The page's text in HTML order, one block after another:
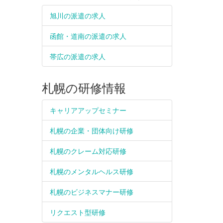
旭川の派遣の求人
函館・道南の派遣の求人
帯広の派遣の求人
札幌の研修情報
キャリアアップセミナー
札幌の企業・団体向け研修
札幌のクレーム対応研修
札幌のメンタルヘルス研修
札幌のビジネスマナー研修
リクエスト型研修